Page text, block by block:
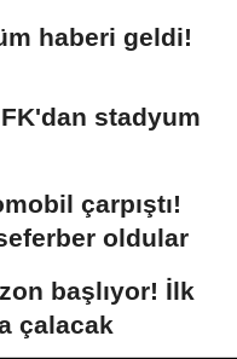
haberi geldi!
stadyum
çarpıştı!
oldular
başlıyor! İlk
çalacak